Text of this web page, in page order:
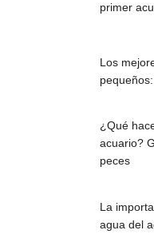
primer
Los
¿Qué
acuario?
peces
La
agua del